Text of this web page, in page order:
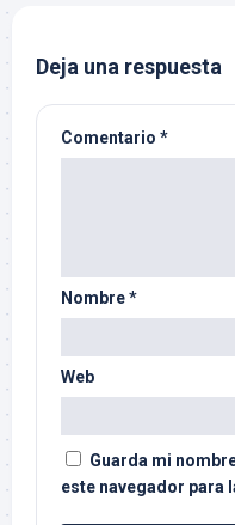
Deja una respuesta
Comentario *
Nombre*
Web
Guarda mi
este navegador para